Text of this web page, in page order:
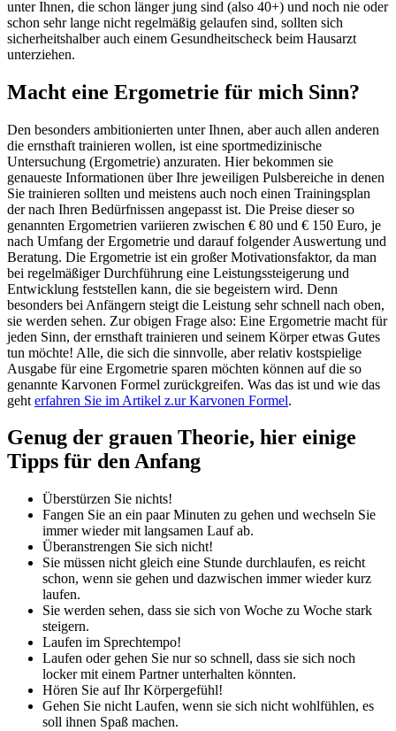
unter Ihnen, die schon länger jung sind (also 40+) und noch nie oder
schon sehr lange nicht regelmäßig gelaufen sind, sollten sich
sicherheitshalber auch einem Gesundheitscheck beim Hausarzt
unterziehen.
Macht eine Ergometrie für mich Sinn?
Den besonders ambitionierten unter Ihnen, aber auch allen anderen
die ernsthaft trainieren wollen, ist eine sportmedizinische
Untersuchung (Ergometrie) anzuraten. Hier bekommen sie
genaueste Informationen über Ihre jeweiligen Pulsbereiche in denen
Sie trainieren sollten und meistens auch noch einen Trainingsplan
der nach Ihren Bedürfnissen angepasst ist. Die Preise dieser so
genannten Ergometrien variieren zwischen € 80 und € 150 Euro, je
nach Umfang der Ergometrie und darauf folgender Auswertung und
Beratung. Die Ergometrie ist ein großer Motivationsfaktor, da man
bei regelmäßiger Durchführung eine Leistungssteigerung und
Entwicklung feststellen kann, die sie begeistern wird. Denn
besonders bei Anfängern steigt die Leistung sehr schnell nach oben,
sie werden sehen. Zur obigen Frage also: Eine Ergometrie macht für
jeden Sinn, der ernsthaft trainieren und seinem Körper etwas Gutes
tun möchte! Alle, die sich die sinnvolle, aber relativ kostspielige
Ausgabe für eine Ergometrie sparen möchten können auf die so
genannte Karvonen Formel zurückgreifen. Was das ist und wie das
geht erfahren Sie im Artikel z.ur Karvonen Formel.
Genug der grauen Theorie, hier einige
Tipps für den Anfang
Überstürzen Sie nichts!
Fangen Sie an ein paar Minuten zu gehen und wechseln Sie
immer wieder mit langsamen Lauf ab.
Überanstrengen Sie sich nicht!
Sie müssen nicht gleich eine Stunde durchlaufen, es reicht
schon, wenn sie gehen und dazwischen immer wieder kurz
laufen.
Sie werden sehen, dass sie sich von Woche zu Woche stark
steigern.
Laufen im Sprechtempo!
Laufen oder gehen Sie nur so schnell, dass sie sich noch
locker mit einem Partner unterhalten könnten.
Hören Sie auf Ihr Körpergefühl!
Gehen Sie nicht Laufen, wenn sie sich nicht wohlfühlen, es
soll ihnen Spaß machen.